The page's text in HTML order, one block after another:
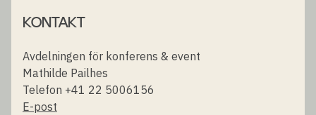
KONTAKT
Avdelningen för konferens & event
Mathilde Pailhes
Telefon +41 22 5006156
E-post